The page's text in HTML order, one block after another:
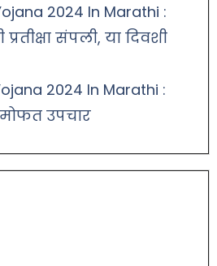
2024 In Marathi :
संपली, या दिवशी
2024 In Marathi :
उपचार